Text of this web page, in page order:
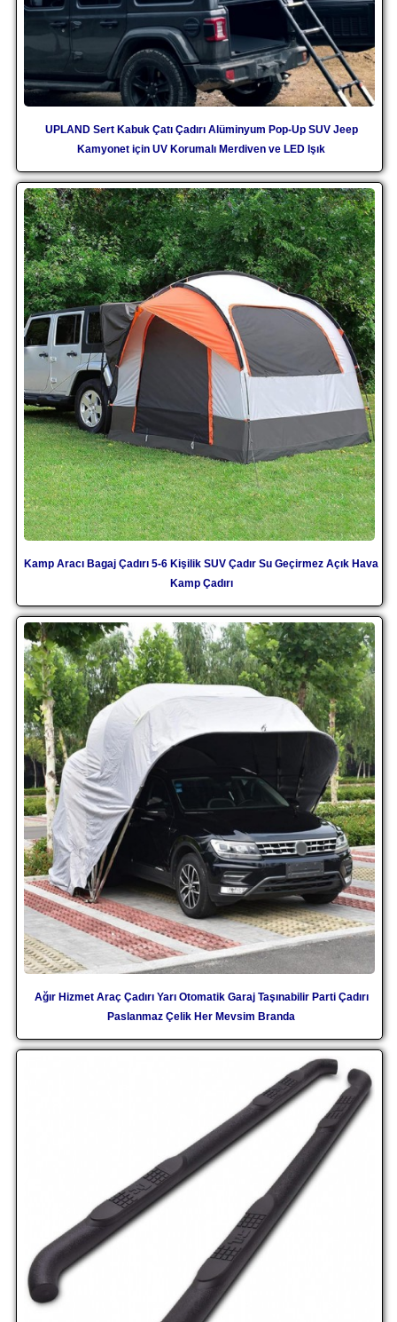
UPLAND Sert Kabuk Çatı Çadırı Alüminyum Pop-Up SUV Jeep
Kamyonet için UV Korumalı Merdiven ve LED Işık
Kamp Aracı Bagaj Çadırı 5-6 Kişilik SUV Çadır Su Geçirmez Açık Hava
Kamp Çadırı
Ağır Hizmet Araç Çadırı Yarı Otomatik Garaj Taşınabilir Parti Çadırı
Paslanmaz Çelik Her Mevsim Branda